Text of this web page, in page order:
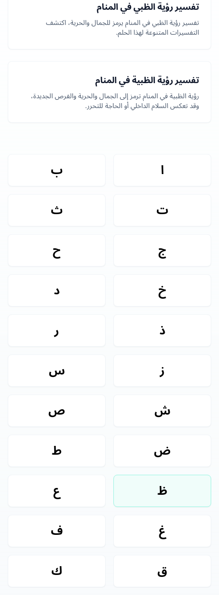
تفسير رؤية الظبي في المنام
تفسير رؤية الظبي في المنام يرمز للجمال والحرية، اكتشف
التفسيرات المتنوعة لهذا الحلم.
تفسير رؤية الظبية في المنام
رؤية الظبية في المنام ترمز إلى الجمال والحرية والفرص الجديدة،
وقد تعكس السلام الداخلي أو الحاجة للتحرر.
ا ب
ت ث
ج ح
خ د
ذ ر
ز س
ش ص
ض ط
ظ ع
غ ف
ق ك